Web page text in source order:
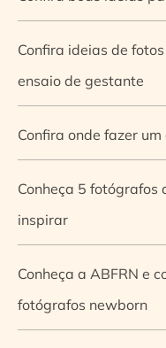
Confira ideias de
ensaio de gestante
Confira onde fazer
Conheça 5 fotógrafos
inspirar
Conheça a ABFRN e
fotógrafos newborn